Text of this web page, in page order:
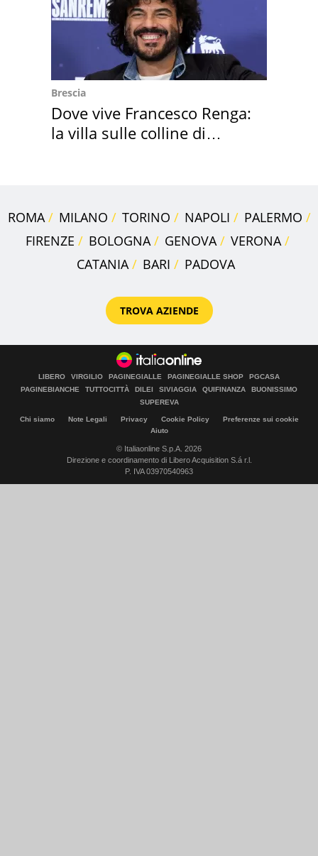
Brescia
Dove vive Francesco Renga:
la villa sulle colline di
ROMA MILANO TORINO NAPOLI
PALERMO
FIRENZE
BOLOGNA GENOVA
VERONA
CATANIA
BARI PADOVA
TROVA AZIENDE
LIBERO VIRGILIO PAGINEGIALLE PAGINEGIALLE SHOP
PGCASA
PAGINEBIANCHE
TUTTOCITTÀ DILEI SIVIAGGIA QUIFINANZA
BUONISSIMO
SUPEREVA
Chi siamo Note Legali Privacy Cookie Policy
Preferenze sui cookie
Aiuto
© Italiaonline S.p.A. 2026
Direzione e coordinamento di Libero Acquisition S.á r.l.
P. IVA 03970540963